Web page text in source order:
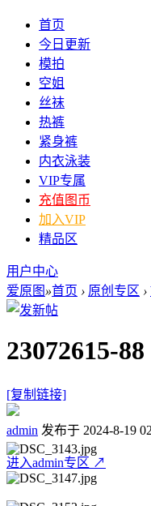
首页
今日更新
模拍
空姐
丝袜
热裤
紧身裤
内衣泳装
VIP专属
充值图币
加入VIP
精品区
用户中心
爱原图 »首页 › 原创专区 ›
23072615-88
[复制链接]
admin 发布于 2024-8-19
进入admin专区 ↗